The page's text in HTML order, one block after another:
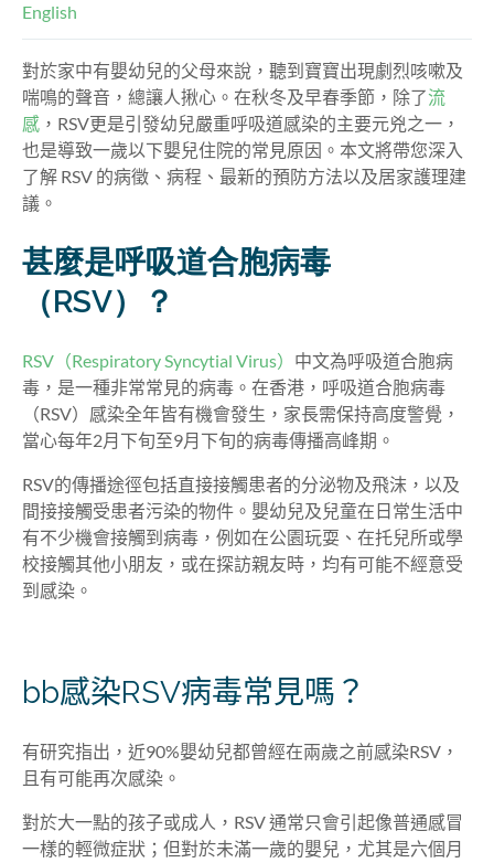
English
對於家中有嬰幼兒的父母來說，聽到寶寶出現劇烈咳嗽及
喘鳴的聲音，總讓人揪心。在秋冬及早春季節，除了流
感 ，RSV更是引發幼兒嚴重呼吸道感染的主要元兇之一，
也是導致一歲以下嬰兒住院的常見原因。本文將帶您深入
了解 RSV 的病徵、病程、最新的預防方法以及居家護理建
議。
甚麼是呼吸道合胞病毒
（RSV）？
RSV（Respiratory Syncytial Virus） 中文為呼吸道合胞病
毒，是一種非常常見的病毒。在香港，呼吸道合胞病毒
（RSV）感染全年皆有機會發生，家長需保持高度警覺，
當心每年2月下旬至9月下旬的病毒傳播高峰期。
RSV的傳播途徑包括直接接觸患者的分泌物及飛沫，以及
間接接觸受患者污染的物件。嬰幼兒及兒童在日常生活中
有不少機會接觸到病毒，例如在公園玩耍、在托兒所或學
校接觸其他小朋友，或在探訪親友時，均有可能不經意受
到感染。
bb感染RSV病毒常見嗎？
有研究指出，近90%嬰幼兒都曾經在兩歲之前感染RSV，
且有可能再次感染。
對於大一點的孩子或成人，RSV 通常只會引起像普通感冒
一樣的輕微症狀；但對於未滿一歲的嬰兒，尤其是六個月